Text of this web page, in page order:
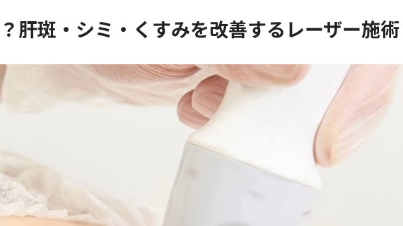
肝斑・シミ・くすみを改善するレーザー施術